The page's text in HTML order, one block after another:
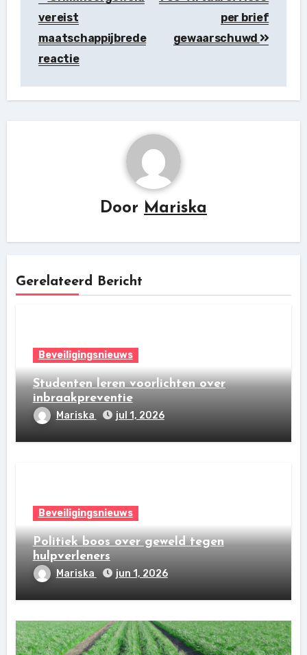
vereist
maatschappijbrede
reactie
per brief
gewaarschuwd
Door Mariska
Gerelateerd Bericht
Beveiligingsnieuws
Studenten leren voorlichten over
inbraakpreventie
Mariska jul 1, 2026
Beveiligingsnieuws
Politiek boos over geweld tegen
hulpverleners
Mariska jun 1, 2026